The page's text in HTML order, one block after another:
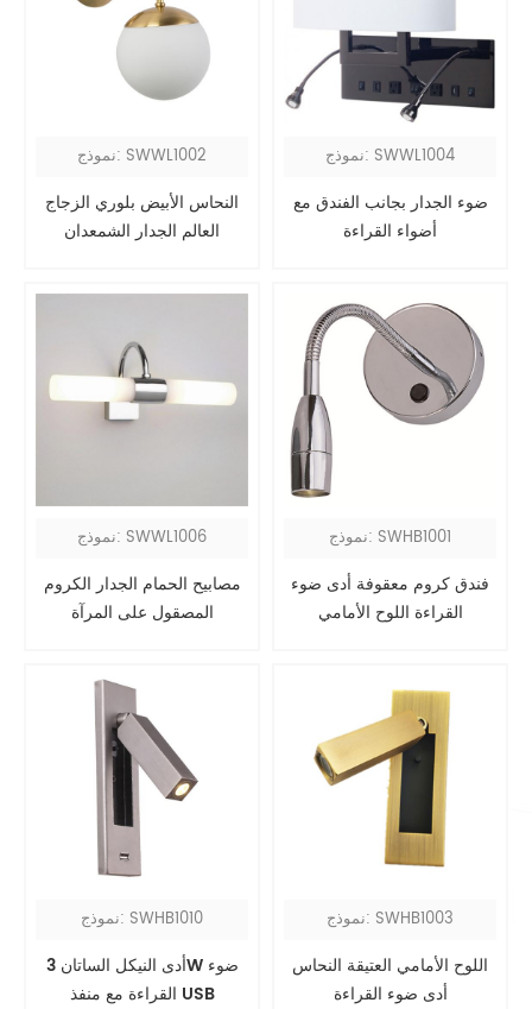
نموذج: SWWL1002
النحاس الأبيض بلوري الزجاج
العالم الجدار الشمعدان
نموذج: SWWL1004
ضوء الجدار بجانب الفندق مع
أضواء القراءة
نموذج: SWWL1006
مصابيح الحمام الجدار الكروم
المصقول على المرآة
نموذج: SWHB1001
فندق كروم معقوفة أدى ضوء
القراءة اللوح الأمامي
نموذج: SWHB1010
أدى النيكل الساتان 3W ضوء
القراءة مع منفذ USB
نموذج: SWHB1003
اللوح الأمامي العتيقة النحاس
أدى ضوء القراءة